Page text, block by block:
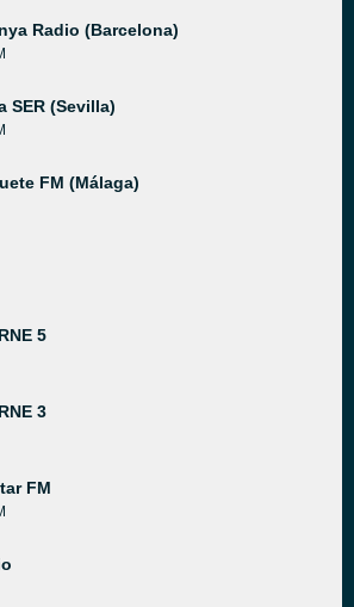
Radio (Barcelona)
SER (Sevilla)
FM (Málaga)
5
3
FM